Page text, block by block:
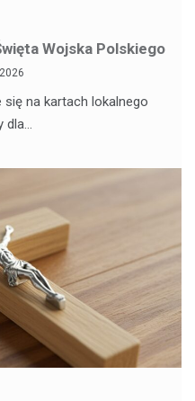
Wojska Polskiego
na kartach lokalnego